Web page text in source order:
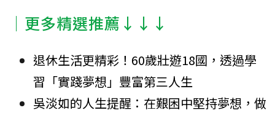
│更多精選推薦↓↓↓
退休生活更精彩！60歲壯遊18國，透過學
習「實踐夢想」豐富第三人生
吳淡如的人生提醒：在艱困中堅持夢想，做